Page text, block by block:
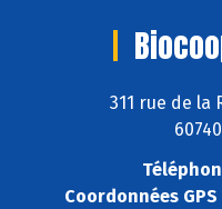
311 rue de la
Coordonnées GPS